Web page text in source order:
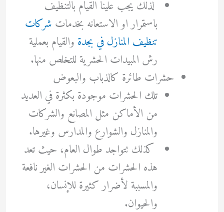
لذلك يجب علينا القيام بالتنظيف
باستمرار او الاستعانه بخدمات شركات
تنظيف المنازل في بجدة والقيام بعملية
رش المبيدات الحشرية للتخلص منها.
حشرات طائرة كالذباب والبعوض
تلك الحشرات موجودة بكثرة في العديد
من الأماكن مثل المصانع والشركات
والمنازل والشوارع والمدارس وغيرها.
كذلك تتواجد طوال العام، حيث تعد
هذه الحشرات من الحشرات الغير نافعة
والمسببة لأضرار كثيرة للإنسان،
والحيوان.